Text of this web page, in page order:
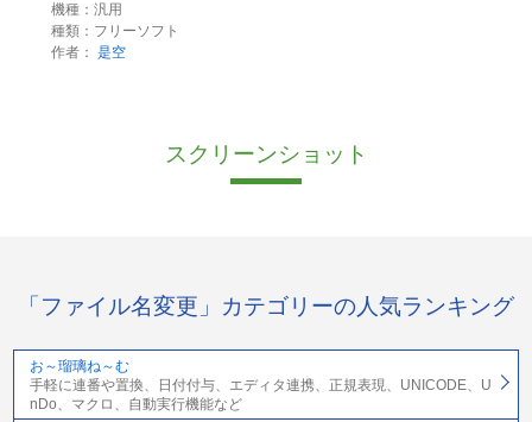
機種：汎用
種類：フリーソフト
作者： 是空
スクリーンショット
「ファイル名変更」カテゴリーの人気ランキング
お～瑠璃ね～む
手軽に連番や置換、日付付与、エディタ連携、正規表現、UNICODE、U
nDo、マクロ、自動実行機能など